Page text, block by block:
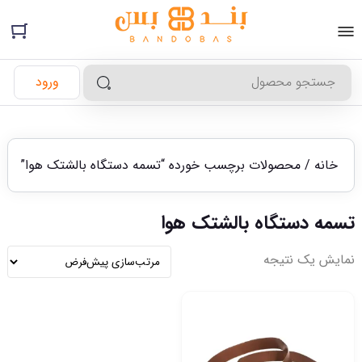
ورود
خانه / محصولات برچسب خورده “تسمه دستگاه بالشتک هوا”
تسمه دستگاه بالشتک هوا
نمایش یک نتیجه